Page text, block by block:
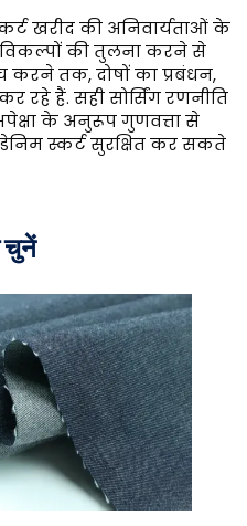
खरीद की अनिवार्यताओं के
विकल्पों की तुलना करने से
तक, दोषों का प्रबंधन,
रहे हैं. सही सोर्सिंग रणनीति
के अनुरूप गुणवत्ता से
स्कर्ट सुरक्षित कर सकते
चुनें